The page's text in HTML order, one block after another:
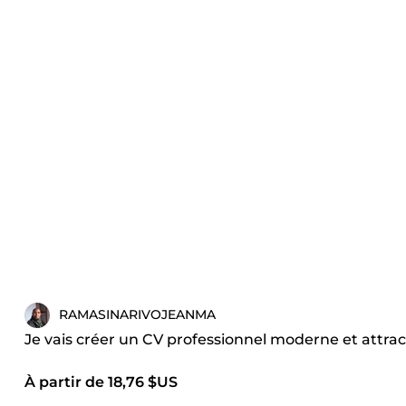
RAMASINARIVOJEANMA
Je vais créer un CV professionnel moderne et
À partir de 18,76 $US